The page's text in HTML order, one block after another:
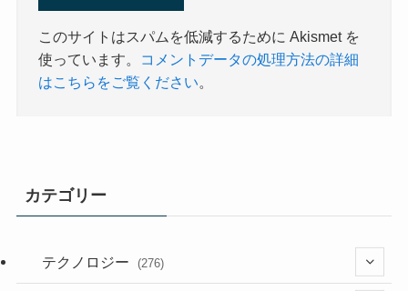
このサイトはスパムを低減するために Akismet を
使っています。
コメントデータの処理方法の詳細
はこちらをご覧ください。
カテゴリー
テクノロジー (276)